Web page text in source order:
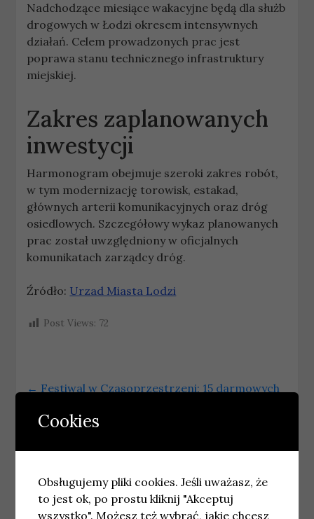
Nadchodzące miesiące wakacyjne będą dla służb
drogowych w Łodzi okresem intensywnych
działań. Celem prowadzonych prac jest
poprawa stanu technicznego infrastruktury
miejskiej.
Zakres zaplanowanych
inwestycji
Harmonogram obejmuje szeroki zakres robót,
w tym modernizację torowisk, estakad,
głównych arterii komunikacyjnych oraz dróg
osiedlowych. Szczegółowy wykaz planowanych
prac został uwzględniony w oficjalnych
komunikatach zarządcy dróg.
Źródło: Urzad Miasta Lodzi
Post Views: 72
← Festiwal w Czasoprzestrzeni: 15 darmowych
Podobne wpisy
Cookies
Obsługujemy pliki cookies. Jeśli uważasz, że
to jest ok, po prostu kliknij "Akceptuj
wszystko". Możesz też wybrać, jakie chcesz